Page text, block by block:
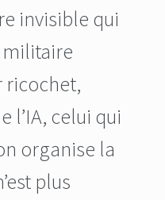
invisible qui
ricochet,
l’IA, celui qui
organise la
plus